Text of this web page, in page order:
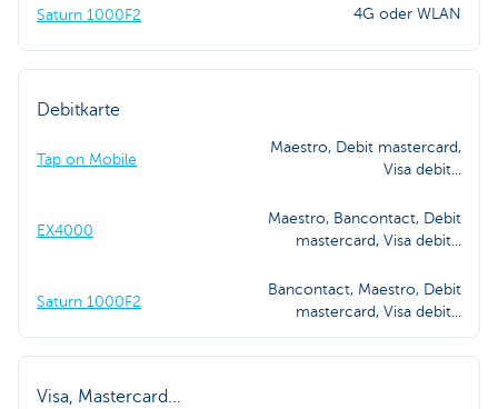
Saturn 1000F2 4G oder WLAN
Debitkarte
Tap on Mobile
Maestro, Debit mastercard,
Visa debit...
EX4000
Maestro, Bancontact, Debit
mastercard, Visa debit...
Saturn 1000F2
Bancontact, Maestro, Debit
mastercard, Visa debit...
Visa, Mastercard...